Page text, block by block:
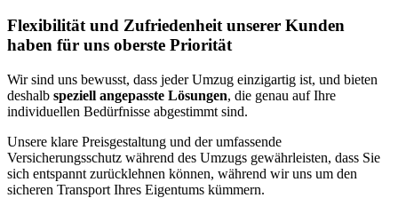
Flexibilität und Zufriedenheit unserer Kunden
haben für uns oberste Priorität
Wir sind uns bewusst, dass jeder Umzug einzigartig ist, und bieten
deshalb speziell angepasste Lösungen, die genau auf Ihre
individuellen Bedürfnisse abgestimmt sind.
Unsere klare Preisgestaltung und der umfassende
Versicherungsschutz während des Umzugs gewährleisten, dass Sie
sich entspannt zurücklehnen können, während wir uns um den
sicheren Transport Ihres Eigentums kümmern.